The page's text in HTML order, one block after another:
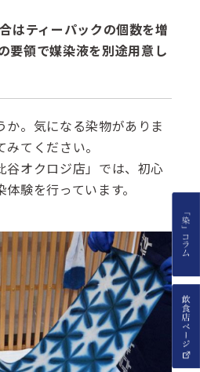
はティーパックの個数を増
要領で媒染液を別途用意し
か。気になる染物がありま
てください。
谷オクロジ店」では、初心
験を行っています。